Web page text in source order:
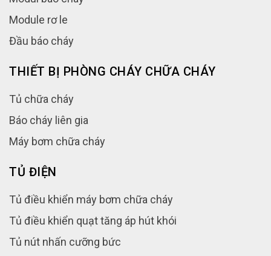
Module rơ le
Đầu báo cháy
THIẾT BỊ PHÒNG CHÁY CHỮA CHÁY
Tủ chữa cháy
Báo cháy liên gia
Máy bơm chữa cháy
TỦ ĐIỆN
Tủ điều khiển máy bơm chữa cháy
Tủ điều khiển quạt tăng áp hút khói
Tủ nút nhấn cưỡng bức